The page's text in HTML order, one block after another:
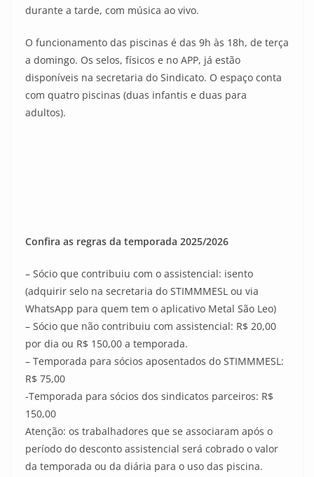
durante a tarde, com música ao vivo.
O funcionamento das piscinas é das 9h às 18h, de terça
a domingo. Os selos, físicos e no APP, já estão
disponíveis na secretaria do Sindicato. O espaço conta
com quatro piscinas (duas infantis e duas para
adultos).
Confira as regras da temporada 2025/2026
– Sócio que contribuiu com o assistencial: isento
(adquirir selo na secretaria do STIMMMESL ou via
WhatsApp para quem tem o aplicativo Metal São Leo)
– Sócio que não contribuiu com assistencial: R$ 20,00
por dia ou R$ 150,00 a temporada.
– Temporada para sócios aposentados do STIMMMESL:
R$ 75,00
-Temporada para sócios dos sindicatos parceiros: R$
150,00
Atenção: os trabalhadores que se associaram após o
período do desconto assistencial será cobrado o valor
da temporada ou da diária para o uso das piscina.